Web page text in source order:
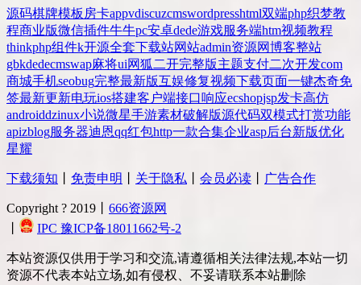
源码棋牌模板 房卡appvdiscuzcmswordpresshtml双端php织梦教
程商业版微信插件牛牛pc安卓dede游戏服务端htm视频教程
thinkphp组件k开源全套下载站网站admin资源网博客整站
gbkdedecmswap麻将ui网狐 二开完整版主题支付二次开发com
商城手机seobug完整最新版互娱修复视频下载页面一键杰奇免
签最新更新电玩ios搭建客户端接口响应ecshopjsp发卡高仿
androiddzinux小说微星手游素材破解版源代码双模式打赏功能
apizblog服务器迪恩qq红包http一款合集企业asp后台新版优化
星耀
下载须知 免责申明 关于隐私 会员必读 广告合作
Copyright ? 2019丨 666资源网
IPC 豫ICP备18011662号-2
本站资源仅供用于学习和交流,请遵循相关法律法规,本站一切
资源不代表本站立场,如有侵权、不妥请联系本站删除